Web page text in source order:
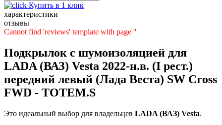
Купить в 1 клик
характеристики
отзывы
Cannot find 'reviews' template with page ''
Подкрылок с шумоизоляцией для
LADA (ВАЗ) Vesta 2022-н.в. (I рест.)
передний левый (Лада Веста) SW Cross
FWD - TOTEM.S
Это идеальный выбор для владельцев LADA (ВАЗ) Vesta.